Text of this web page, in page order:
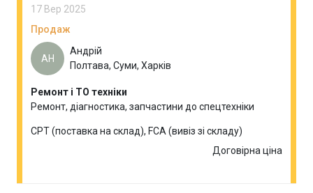
17 Вер 2025
Продаж
АН
Андрій
Полтава, Суми, Харків
Ремонт і ТО техніки
Ремонт, діагностика, запчастини до спецтехніки
CPT (поставка на склад), FCA (вивіз зі складу)
Договірна ціна